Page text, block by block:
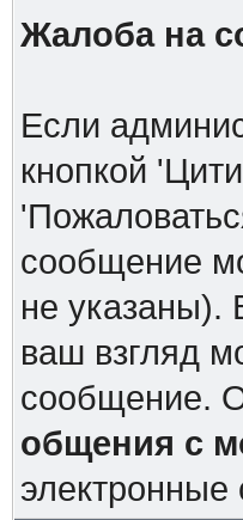
Жалоба на
Если
кнопкой
сообщение
не указаны).
ваш взгляд
сообщение.
общения с